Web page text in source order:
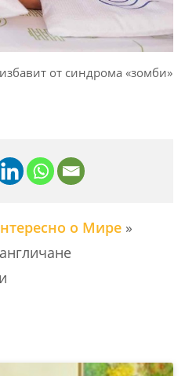
от синдрома «зомби»
о Мире »